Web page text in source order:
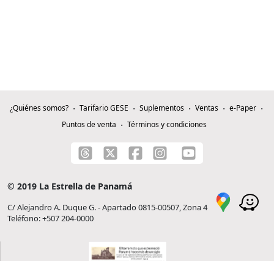
¿Quiénes somos? Tarifario GESE Suplementos Ventas
e-Paper
Puntos de venta
Términos y condiciones
© 2019 La Estrella de Panamá
C/ Alejandro A. Duque G. - Apartado 0815-00507, Zona 4
Teléfono: +507 204-0000